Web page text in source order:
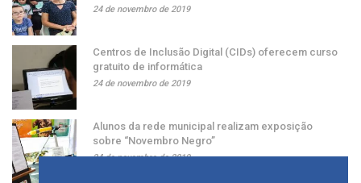
24 de novembro de 2019
Centros de Inclusão Digital (CIDs) oferecem curso
gratuito de informática
24 de novembro de 2019
Alunos da rede municipal realizam exposição
sobre “Novembro Negro”
24 de novembro de 2019